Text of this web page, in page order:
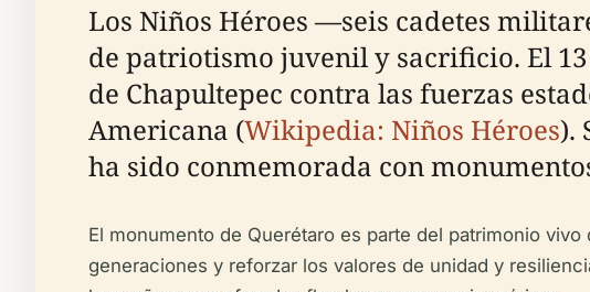
Los Niños Héroes —seis cadetes
de patriotismo juvenil y sacrificio. El
de Chapultepec contra las fuerzas
Americana (Wikipedia: Niños Héroes).
ha sido conmemorada con
El monumento de Querétaro es parte del patrimonio
generaciones y reforzar los valores de unidad y